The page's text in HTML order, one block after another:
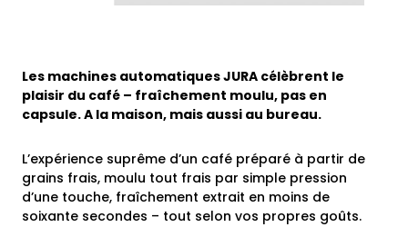
Les machines automatiques JURA célèbrent le
plaisir du café – fraîchement moulu, pas en
capsule. A la maison, mais aussi au bureau.
L’expérience suprême d’un café préparé à partir de
grains frais, moulu tout frais par simple pression
d’une touche, fraîchement extrait en moins de
soixante secondes – tout selon vos propres goûts.